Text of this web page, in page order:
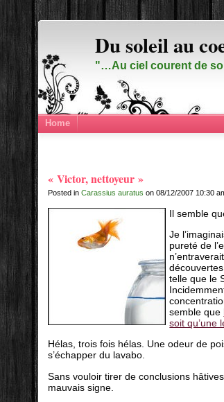
Du soleil au
"…Au ciel courent de
Home
« Victor, nettoyeur »
Posted inCarassius auratus on 08/12/2007 10:30
Il semble
Je
pureté de
telle que le
semble que
soit qu’une
Hélas, trois fois hélas. Une odeur de
s’échapper du lavabo.
Sans vouloir tirer de conclusions
mauvais signe.